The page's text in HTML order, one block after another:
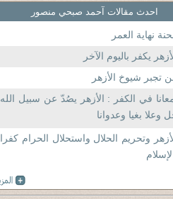
احدث مقالات آحمد صبحي منصور
نهاية العمر
يكفر باليوم الآخر
تجبر شيوخ الأزهر
في الكفر : الأزهر يصُدّ عن سبيل الله
وعلا بغيا وعدوانا
وتحريم الحلال واستحلال الحرام كفرا